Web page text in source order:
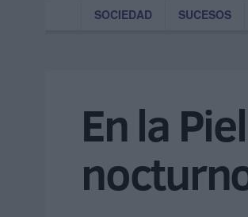
SOCIEDAD SUCESOS
En la